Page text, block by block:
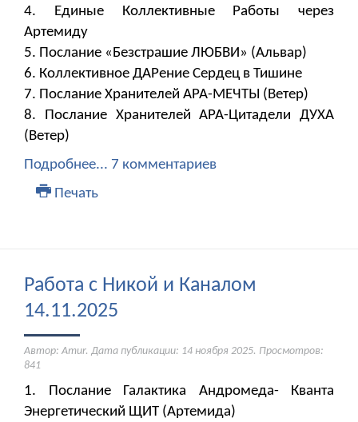
4. Единые Коллективные Работы через
Артемиду
5. Послание «Безстрашие ЛЮБВИ» (Альвар)
6. Коллективное ДАРение Сердец в Тишине
7. Послание Хранителей АРА-МЕЧТЫ (Ветер)
8. Послание Хранителей АРА-Цитадели ДУХА
(Ветер)
Подробнее... 7 комментариев
Печать
Работа с Никой и Каналом
14.11.2025
Автор: Amur. Дата публикации: 14 ноября 2025. Просмотров:
841
1. Послание Галактика Андромеда- Кванта
Энергетический ЩИТ (Артемида)